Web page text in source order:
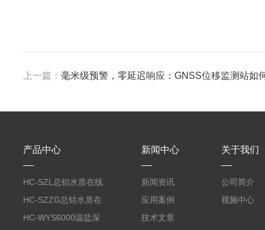
上一篇： 毫米级预警，零延迟响应：GNSS位移监测站如
产品中心
HC-SZL总铝水质在线
分析仪
HC-SZZG总钴水质在
线分析仪
HC-WYS6000温盐深
新闻中心
新闻资讯
应用案例
技术文章
关于我们
公司简介
视频中心